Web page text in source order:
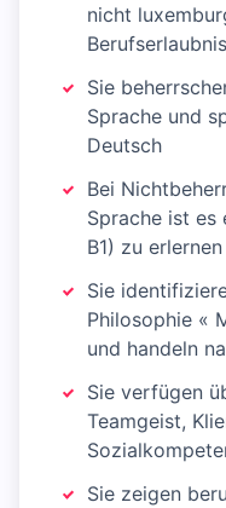
nicht
Berufserlaubnis
Sie
Sprache und
Deutsch
Bei
Sprache ist es
B1) zu erlernen
Sie
Philosophie «
und handeln
Sie verfügen
Teamgeist,
Sie zeigen